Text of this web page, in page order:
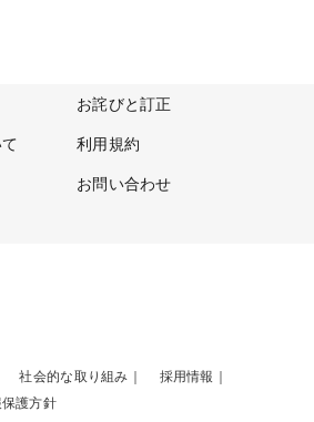
お詫びと訂正
利用規約
お問い合わせ
社会的な取り組み
採用情報
護方針